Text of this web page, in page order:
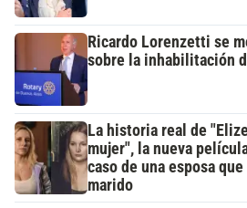
Ricardo Lorenzetti se
sobre la inhabilitación
La historia real de
mujer", la nueva
caso de una esposa
marido